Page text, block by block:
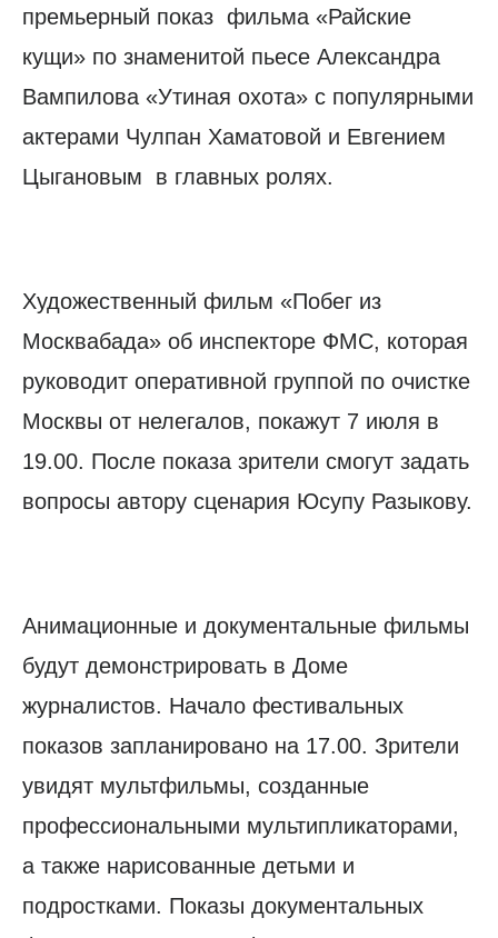
премьерный показ фильма «Райские
кущи» по знаменитой пьесе Александра
Вампилова «Утиная охота» с популярными
актерами Чулпан Хаматовой и Евгением
Цыгановым в главных ролях.
Художественный фильм «Побег из
Москвабада» об инспекторе ФМС, которая
руководит оперативной группой по очистке
Москвы от нелегалов, покажут 7 июля в
19.00. После показа зрители смогут задать
вопросы автору сценария Юсупу Разыкову.
Анимационные и документальные фильмы
будут демонстрировать в Доме
журналистов. Начало фестивальных
показов запланировано на 17.00. Зрители
увидят мультфильмы, созданные
профессиональными мультипликаторами,
а также нарисованные детьми и
подростками. Показы документальных